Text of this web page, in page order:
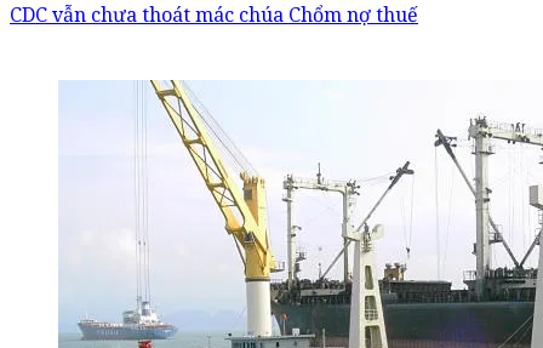
CDC vẫn chưa thoát mác chúa Chổm nợ thuế